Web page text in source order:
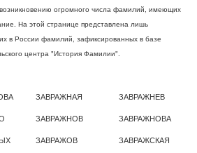
огромного числа фамилий, имеющих
На этой странице представлена лишь
в России фамилий, зафиксированных в базе
центра "История Фамилии".
ЗАВРАЖНАЯ ЗАВРАЖНЕВ
ЗАВРАЖНОВ ЗАВРАЖНОВА
ЗАВРАЖОВ ЗАВРАЖСКАЯ